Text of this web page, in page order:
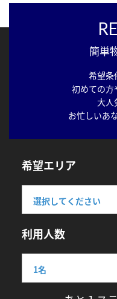
簡単
希望条
初めての方
大人
お忙しいあ
希望エリア
利用人数